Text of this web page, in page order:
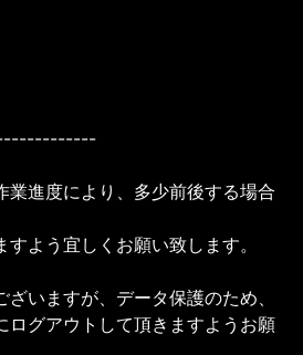
業進度により、多少前後する場合
よう宜しくお願い致します。
ざいますが、データ保護のため、
ログアウトして頂きますようお願